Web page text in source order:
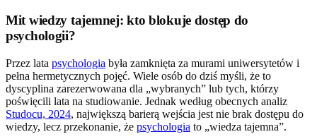
Mit wiedzy tajemnej: kto blokuje dostęp do
psychologii?
Przez lata psychologia była zamknięta za murami uniwersytetów i
pełna hermetycznych pojęć. Wiele osób do dziś myśli, że to
dyscyplina zarezerwowana dla „wybranych” lub tych, którzy
poświęcili lata na studiowanie. Jednak według obecnych analiz
Studocu, 2024, największą barierą wejścia jest nie brak dostępu do
wiedzy, lecz przekonanie, że psychologia to „wiedza tajemna”.